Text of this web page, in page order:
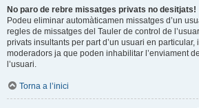
No paro de rebre missatges privats no desitjats!
Podeu eliminar automàticamen missatges d’un
regles de missatges del Tauler de control de
privats insultants per part d’un usuari en
moderadors ja que poden inhabilitar l’enviament
l’usuari.
Torna a l’inici